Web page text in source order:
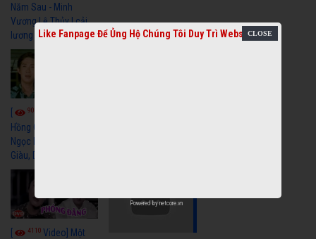
Năm Sau - Minh
Vương Lệ Thủy | cải
lương xã hội hay nhất
9059
Hồng Cài Áo - Vũ Linh,
Ngọc Huyền, Ngọc
Giàu, Diệp Lang
4110 Video] Một
Like Fanpage Để Ủng Hộ Chúng Tôi Duy Trì Website
Powered by netcore.vn